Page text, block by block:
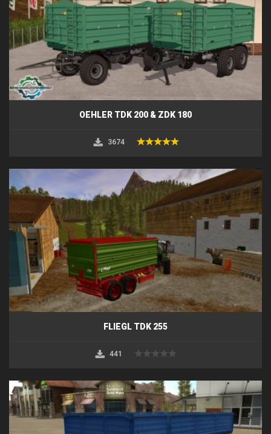
OEHLER TDK 200 & ZDK 180
3674
FLIEGL TDK 255
441